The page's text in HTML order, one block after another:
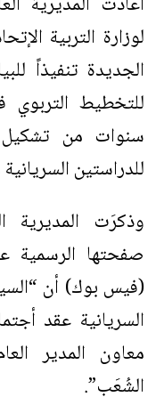
لوزارة التربية
الجديدة تنفيذاً
للتخطيط
سنوات من تشكيل
للدراستين
وذكرَت المديرية
صفحتها الرسمية
(فيس بوك) أن
معاون المدير
الشُعَب”.